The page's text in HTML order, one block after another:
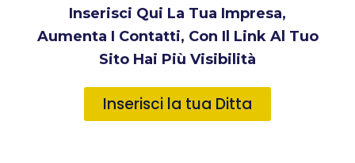
Inserisci Qui La Tua Impresa,
Aumenta I Contatti, Con Il Link Al Tuo
Sito Hai Più Visibilità
Inserisci la tua Ditta